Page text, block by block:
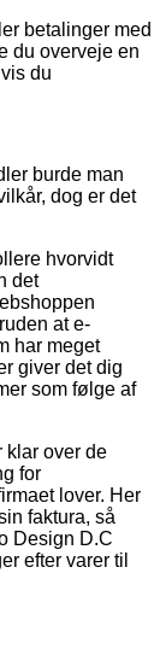
betalinger med
du overveje en
du
burde man
dog er det
hvorvidt
det
at e-
har meget
giver det dig
som følge af
klar over de
for
lover. Her
faktura, så
Design D.C
efter varer til